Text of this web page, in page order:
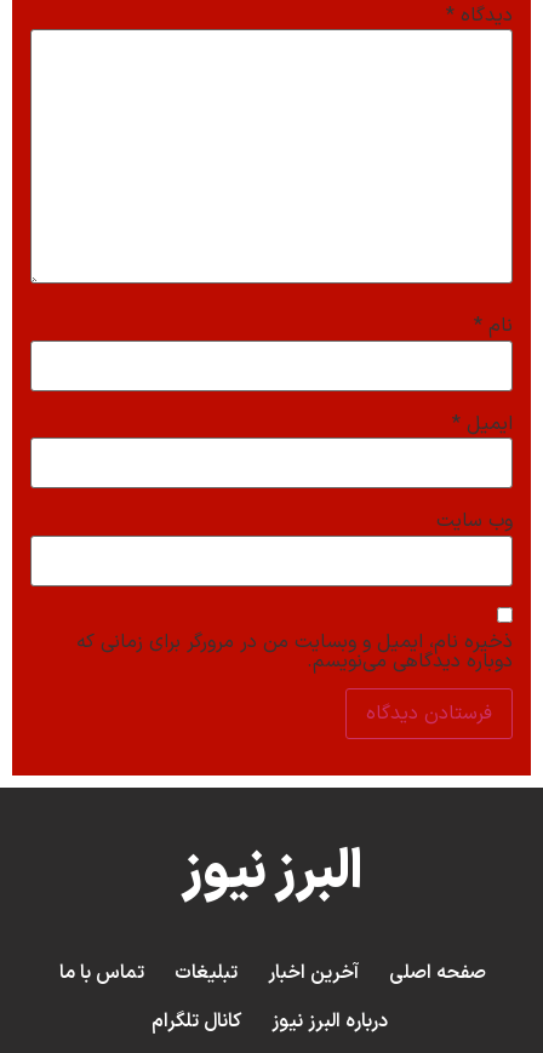
دیدگاه *
نام *
ایمیل *
وب‌ سایت
ذخیره نام، ایمیل و وبسایت من در مرورگر برای زمانی که
دوباره دیدگاهی می‌نویسم.
البرز نیوز
صفحه اصلی آخرین اخبار تبلیغات
تماس با ما
درباره البرز نیوز
کانال تلگرام